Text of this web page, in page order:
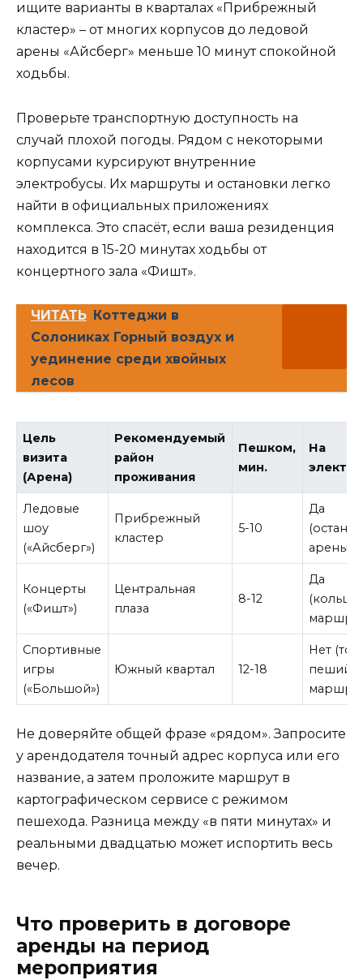
ищите варианты в кварталах «Прибрежный
кластер» – от многих корпусов до ледовой
арены «Айсберг» меньше 10 минут спокойной
ходьбы.
Проверьте транспортную доступность на
случай плохой погоды. Рядом с некоторыми
корпусами курсируют внутренние
электробусы. Их маршруты и остановки легко
найти в официальных приложениях
комплекса. Это спасёт, если ваша резиденция
находится в 15-20 минутах ходьбы от
концертного зала «Фишт».
ЧИТАТЬ Коттеджи в
Солониках Горный воздух и
уединение среди хвойных
лесов
Цель
визита
(Арена)
Рекомендуемый
район
проживания
Пешком,
мин.
На
Ледовые
шоу
(«Айсберг»)
Прибрежный
кластер
5-10
Да
арены)
Концерты
(«Фишт»)
Центральная
плаза
8-12
Да
Спортивные
игры
(«Большой»)
Южный квартал 12-18
Нет
пеший
Не доверяйте общей фразе «рядом». Запросите
у арендодателя точный адрес корпуса или его
название, а затем проложите маршрут в
картографическом сервисе с режимом
пешехода. Разница между «в пяти минутах» и
реальными двадцатью может испортить весь
вечер.
Что проверить в договоре
аренды на период
мероприятия